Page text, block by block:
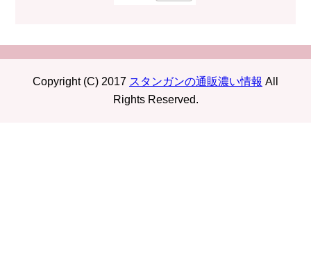
Copyright (C) 2017 スタンガンの通販濃い情報 All
Rights Reserved.